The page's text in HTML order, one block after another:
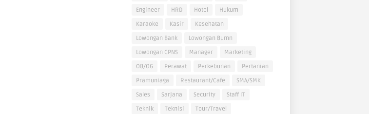
Engineer
HRD Hotel
Hukum
Karaoke
Kasir
Kesehatan
Lowongan Bank
Lowongan Bumn
Lowongan CPNS
Manager
Marketing
OB/OG
Perawat Perkebunan
Pertanian
Pramuniaga
Restaurant/Cafe
SMA/SMK
Sales
Sarjana Security
Staff IT
Teknik
Teknisi
Tour/Travel